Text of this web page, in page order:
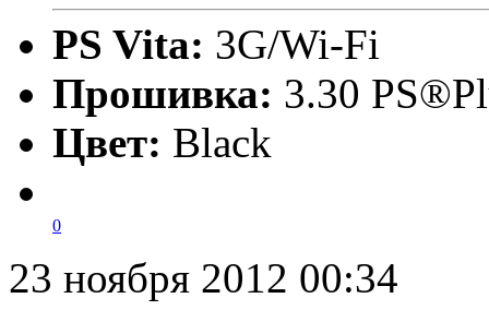
PS Vita: 3G/Wi-Fi
Прошивка: 3.30
Цвет: Black
0
23 ноября 2012 00:34